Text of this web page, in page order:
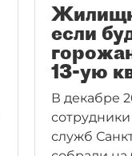
если
13-ую
В декабре
служб